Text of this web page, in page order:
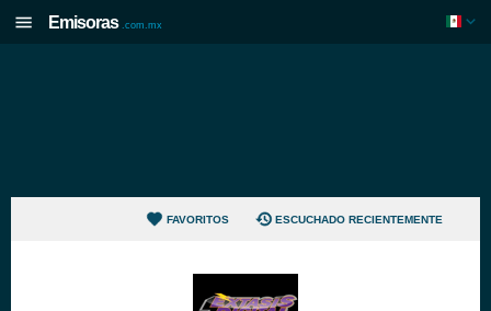
Emisoras .com.mx
FAVORITOS ESCUCHADO RECIENTEMENTE